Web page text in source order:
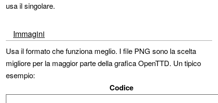
usa il singolare.
Immagini
Usa il formato che funziona meglio. I file PNG sono la scelta
migliore per la maggior parte della grafica OpenTTD. Un tipico
esempio:
Codice